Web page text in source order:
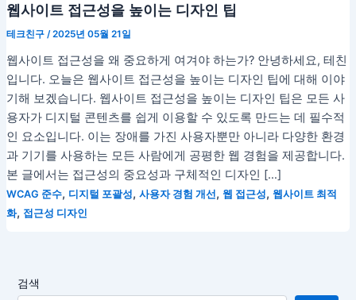
웹사이트 접근성을 높이는 디자인 팁
테크친구 /2025년 05월 21일
웹사이트 접근성을 왜 중요하게 여겨야 하는가? 안녕하세요, 테친
입니다. 오늘은 웹사이트 접근성을 높이는 디자인 팁에 대해 이야
기해 보겠습니다. 웹사이트 접근성을 높이는 디자인 팁은 모든 사
용자가 디지털 콘텐츠를 쉽게 이용할 수 있도록 만드는 데 필수적
인 요소입니다. 이는 장애를 가진 사용자뿐만 아니라 다양한 환경
과 기기를 사용하는 모든 사람에게 공평한 웹 경험을 제공합니다.
본 글에서는 접근성의 중요성과 구체적인 디자인 […]
WCAG 준수, 디지털 포괄성, 사용자 경험 개선, 웹 접근성, 웹사이트 최적
화, 접근성 디자인
검색